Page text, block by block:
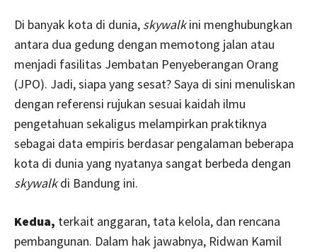
Di banyak kota di dunia, skywalkini menghubungkan
antara dua gedung dengan memotong jalan atau
menjadi fasilitas Jembatan Penyeberangan Orang
(JPO). Jadi, siapa yang sesat? Saya di sini menuliskan
dengan referensi rujukan sesuai kaidah ilmu
pengetahuan sekaligus melampirkan praktiknya
sebagai data empiris berdasar pengalaman beberapa
kota di dunia yang nyatanya sangat berbeda dengan
skywalkdi Bandung ini.
Kedua, terkait anggaran, tata kelola, dan rencana
pembangunan. Dalam hak jawabnya, Ridwan Kamil